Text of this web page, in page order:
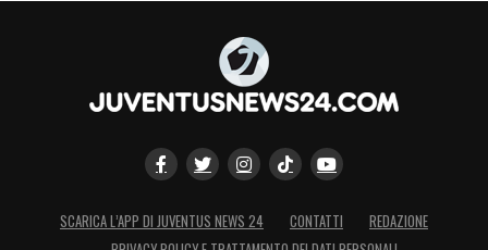
29 Crapisto
31 Gil Puche
SCARICA L’APP DI JUVENTUS NEWS 24 CONTATTI
REDAZIONE